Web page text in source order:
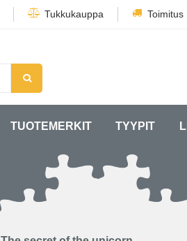
Tukkukauppa Toimitus
TUOTEMERKIT TYYPIT